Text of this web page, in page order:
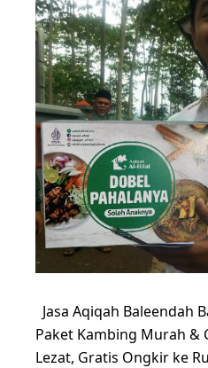
Jasa Aqiqah Baleendah
Paket Kambing Murah &
Lezat, Gratis Ongkir ke